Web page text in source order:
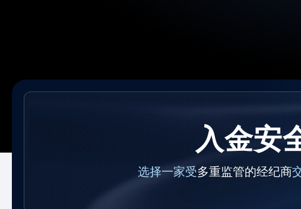
入金安
选择一家受多重监管的经纪商